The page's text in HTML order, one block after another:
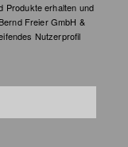
Produkte erhalten und
Freier GmbH &
Nutzerprofil